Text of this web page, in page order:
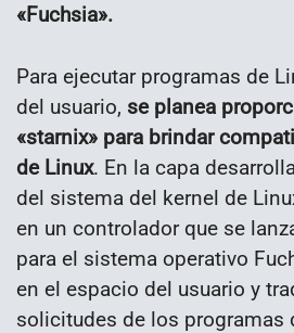
«Fuchsia».
Para ejecutar programas de
del usuario, se planea
«starnix» para brindar
de Linux. En la capa
del sistema del kernel de
en un controlador que se
para el sistema operativo
en el espacio del usuario y
solicitudes de los programas